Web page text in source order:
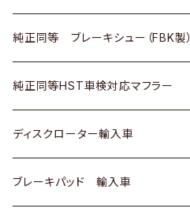
ＢＭＷ
三菱
スバル
マツダ
三菱
スバル
いすゞ
ダイハツ
マツダ
三菱
日産
ダイハツ
マツダ
三菱
日産
いすゞ
ダイハツ
マツダ
ホンダ
スズキ
日産
ダイハツ
トヨタ
ホンダ
スズキ
日産
純正同等 ブレーキシュー（FBK製）
ホンダ
スズキ
日産
純正同等HST車検対応マフラー
トヨタ
ホンダ
ディスクローター輸入車
ＡＵＤＩ
ブレーキパッド 輸入車